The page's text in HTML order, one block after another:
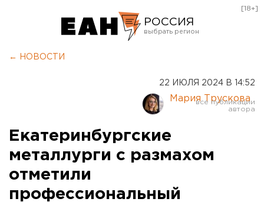
РОССИЯ
Курган
Оренбург
[18+]
← НОВОСТИ
22 ИЮЛЯ 2024 В 14:52
Мария Трускова
Екатеринбургские
металлурги с размахом
отметили
профессиональный